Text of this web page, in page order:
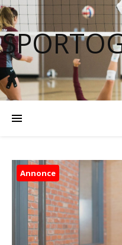
Annonce